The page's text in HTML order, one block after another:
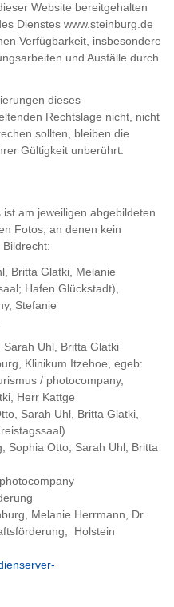
Website bereitgehalten
Dienstes www.steinburg.de
Verfügbarkeit, insbesondere
und Ausfälle durch
dieses
Rechtslage nicht, nicht
sollten, bleiben die
Gültigkeit unberührt.
am jeweiligen abgebildeten
Fotos, an denen kein
Britta Glatki, Melanie
Hafen Glückstadt),
Stefanie
Sarah Uhl, Britta Glatki
Klinikum Itzehoe, egeb:
/ photocompany,
Herr Kattge
Sarah Uhl, Britta Glatki,
Sophia Otto, Sarah Uhl, Britta
Melanie Herrmann, Dr.
Holstein